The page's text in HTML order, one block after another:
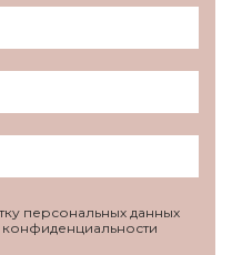
персональных данных